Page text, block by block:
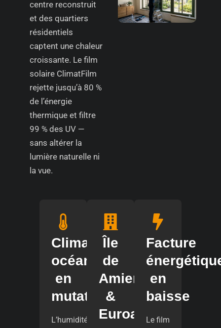
centre reconstruit
et des quartiers
résidentiels
captent une chaleur
croissante. Le film
solaire ClimatFilm
rejette jusqu’à 80 %
de l’énergie
thermique et filtre
99 % des UV —
sans altérer la
lumière naturelle ni
la vue.
Climat
océanique
en
mutation
L’humidité
Île
de
Amiens
&
Euroamiens
Facture
en
baisse
Le film